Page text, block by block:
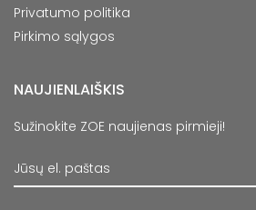
Privatumo politika
Pirkimo sąlygos
NAUJIENLAIŠKIS
Sužinokite ZOE naujienas pirmieji!